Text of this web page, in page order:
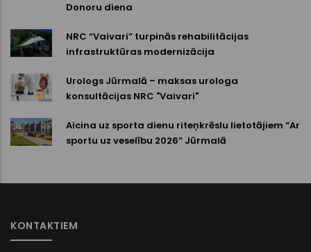
Donoru diena
NRC “Vaivari” turpinās rehabilitācijas
infrastruktūras modernizācija
Urologs Jūrmalā – maksas urologa
konsultācijas NRC "Vaivari"
Aicina uz sporta dienu riteņkrēslu lietotājiem “Ar
sportu uz veselību 2026” Jūrmalā
KONTAKTIEM